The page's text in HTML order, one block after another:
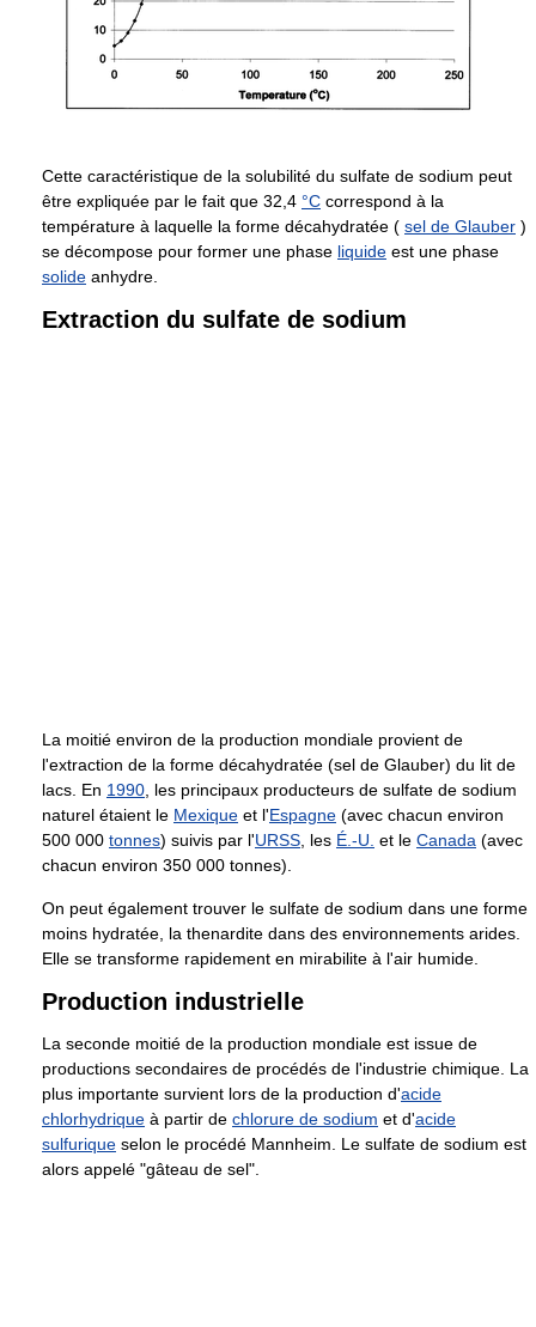
Cette caractéristique de la solubilité du sulfate de sodium peut
être expliquée par le fait que 32,4 °C correspond à la
température à laquelle la forme décahydratée ( sel de Glauber )
se décompose pour former une phase liquide est une phase
solide anhydre.
Extraction du sulfate de sodium
La moitié environ de la production mondiale provient de
l'extraction de la forme décahydratée (sel de Glauber) du lit de
lacs. En 1990, les principaux producteurs de sulfate de sodium
naturel étaient le Mexique et l'Espagne (avec chacun environ
500 000 tonnes) suivis par l'URSS, les É.-U. et le Canada (avec
chacun environ 350 000 tonnes).
On peut également trouver le sulfate de sodium dans une forme
moins hydratée, la thenardite dans des environnements arides.
Elle se transforme rapidement en mirabilite à l'air humide.
Production industrielle
La seconde moitié de la production mondiale est issue de
productions secondaires de procédés de l'industrie chimique. La
plus importante survient lors de la production d'acide
chlorhydrique à partir de chlorure de sodium et d'acide
sulfurique selon le procédé Mannheim. Le sulfate de sodium est
alors appelé "gâteau de sel".